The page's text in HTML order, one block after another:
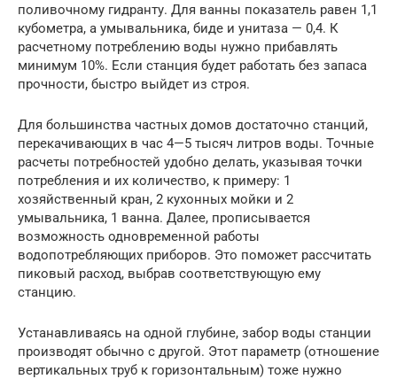
поливочному гидранту. Для ванны показатель равен 1,1
кубометра, а умывальника, биде и унитаза — 0,4. К
расчетному потреблению воды нужно прибавлять
минимум 10%. Если станция будет работать без запаса
прочности, быстро выйдет из строя.
Для большинства частных домов достаточно станций,
перекачивающих в час 4—5 тысяч литров воды. Точные
расчеты потребностей удобно делать, указывая точки
потребления и их количество, к примеру: 1
хозяйственный кран, 2 кухонных мойки и 2
умывальника, 1 ванна. Далее, прописывается
возможность одновременной работы
водопотребляющих приборов. Это поможет рассчитать
пиковый расход, выбрав соответствующую ему
станцию.
Устанавливаясь на одной глубине, забор воды станции
производят обычно с другой. Этот параметр (отношение
вертикальных труб к горизонтальным) тоже нужно